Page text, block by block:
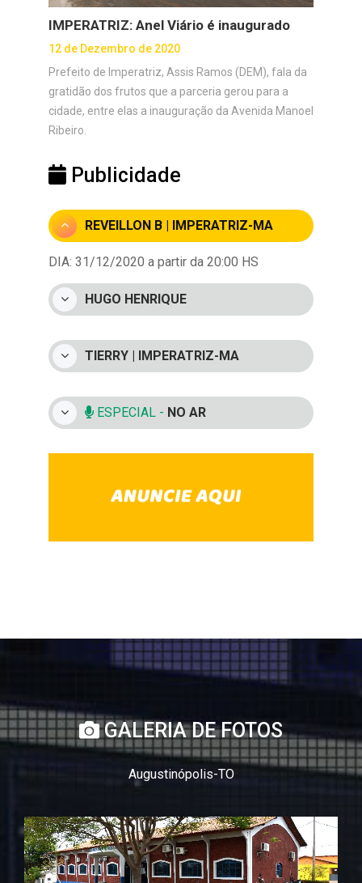
IMPERATRIZ: Anel Viário é inaugurado
12 de Dezembro de 2020
Prefeito de Imperatriz, Assis Ramos (DEM), fala da
gratidão dos frutos que a parceria gerou para a
cidade, entre elas a inauguração da Avenida Manoel
Ribeiro.
Publicidade
REVEILLON B | IMPERATRIZ-MA
DIA: 31/12/2020 a partir da 20:00 HS
HUGO HENRIQUE
TIERRY | IMPERATRIZ-MA
ESPECIAL - NO AR
GALERIA DE FOTOS
Augustinópolis-TO